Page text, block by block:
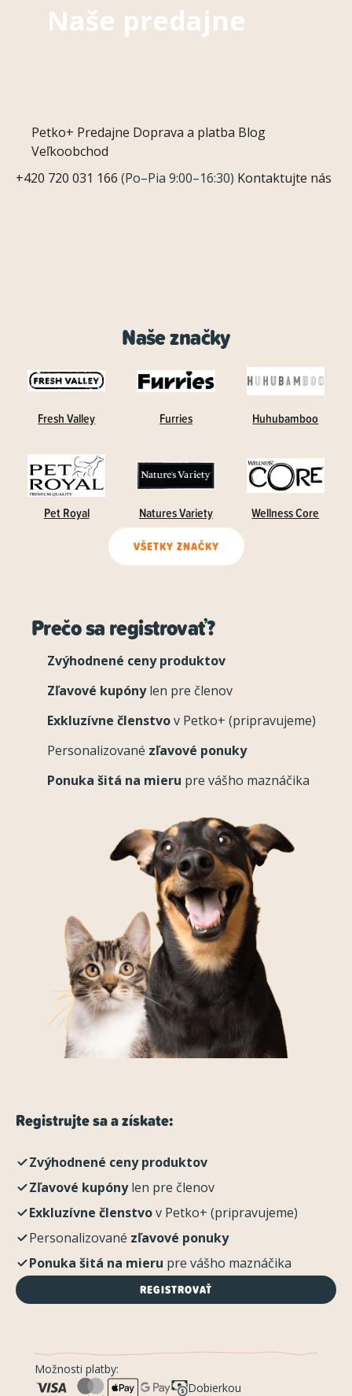
Naše predajne
Petko+ Predajne Doprava a platba Blog
Veľkoobchod
+420 720 031 166 (Po–Pia 9:00–16:30) Kontaktujte nás
Naše značky
Fresh Valley Furries Huhubamboo
Pet Royal Natures Variety Wellness Core
VŠETKY ZNAČKY
Prečo sa registrovať?
Zvýhodnené ceny produktov
Zľavové kupónylen pre členov
Exkluzívne členstvov Petko+ (pripravujeme)
Personalizované zľavové ponuky
Ponuka šitá na mieru pre vášho maznáčika
Registrujte sa a získate:
Zvýhodnené ceny produktov
Zľavové kupónylen pre členov
Exkluzívne členstvov Petko+ (pripravujeme)
Personalizované zľavové ponuky
Ponuka šitá na mieru pre vášho maznáčika
REGISTROVAŤ
Možnosti platby:
Dobierkou